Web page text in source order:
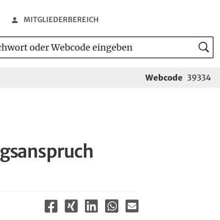
MITGLIEDERBEREICH
oder Webcode eingeben
Webcode 39334